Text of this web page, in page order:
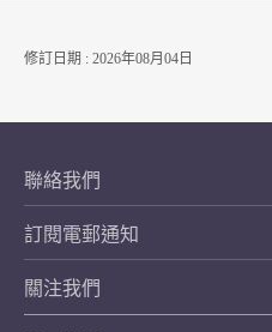
修訂日期 : 2026年08月04日
聯絡我們
訂閱電郵通知
關注我們